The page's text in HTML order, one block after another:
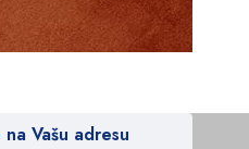
Vašu adresu